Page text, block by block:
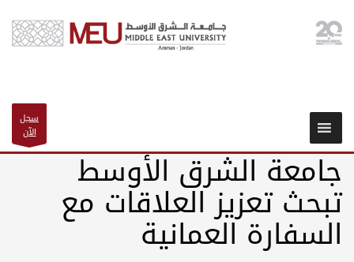
سجل
الآن
جامعة الشرق الأوسط
تبحث تعزيز العلاقات مع
السفارة العمانية